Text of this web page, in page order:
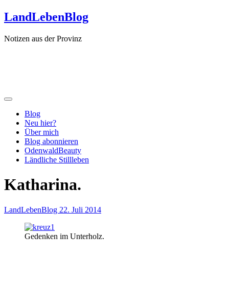
Zum
Inhalt
LandLebenBlog
Notizen aus der Provinz
Blog
Neu hier?
Über mich
Blog abonnieren
OdenwaldBeauty
Ländliche Stillleben
Katharina.
LandLebenBlog 22. Juli 2014
Gedenken im Unterholz.